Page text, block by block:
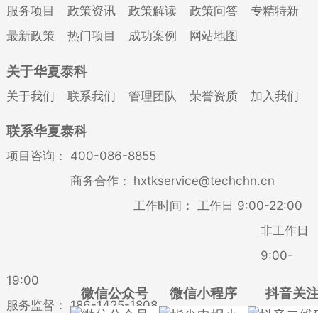
服务项目 政策资讯 政策解读 政策问答
专精特新
最新政策
热门项目 成功案例 网站地图
关于华夏泰科
关于我们 联系我们 管理团队 荣誉资质 加入我们
联系华夏泰科
项目咨询：
400-086-8855
商务合作： hxtkservice@techchn.cn
工作时间：
工作日 9:00-22:00
非工作日
9:00-
19:00
服务监督： 186-1425-1808
微信公众号 微信小程序 抖音关